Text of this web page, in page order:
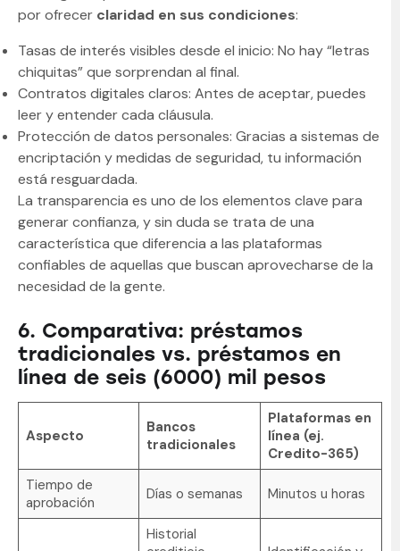
por ofrecer claridad en sus condiciones:
Tasas de interés visibles desde el inicio: No hay “letras
chiquitas” que sorprendan al final.
Contratos digitales claros: Antes de aceptar, puedes
leer y entender cada cláusula.
Protección de datos personales: Gracias a sistemas de
encriptación y medidas de seguridad, tu información
está resguardada.
La transparencia es uno de los elementos clave para
generar confianza, y sin duda se trata de una
característica que diferencia a las plataformas
confiables de aquellas que buscan aprovecharse de la
necesidad de la gente.
6. Comparativa: préstamos
tradicionales vs. préstamos en
línea de seis (6000) mil pesos
Aspecto
Bancos
tradicionales
Plataformas en
línea (ej.
Credito-365)
Tiempo de
aprobación
Días o semanas Minutos u horas
Historial